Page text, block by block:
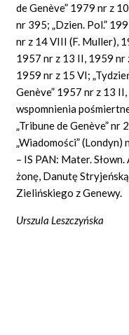
de Genève” 1979 nr z
nr 395; „Dzien. Pol.”
nr z 14 VIII (F. Muller),
1957 nr z 13 II, 1959 nr
1959 nr z 15 VI;
Genève” 1957 nr z 13
wspomnienia
„Tribune de Genève” nr
„Wiadomości” (Londyn)
– IS PAN: Mater.
żonę, Danutę
Zielińskiego z Genewy.
Urszula Leszczyńska